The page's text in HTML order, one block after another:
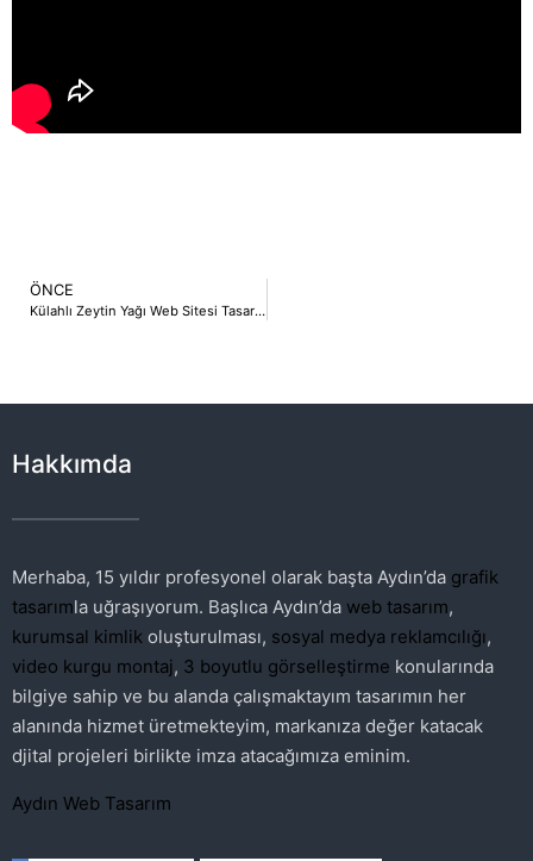
ÖNCE
Külahlı Zeytin Yağı Web Sitesi Tasarımı
Hakkımda
Merhaba, 15 yıldır profesyonel olarak başta Aydın’da grafik
tasarımla uğraşıyorum. Başlıca Aydın’da web tasarım,
kurumsal kimlik oluşturulması, sosyal medya reklamcılığı,
video kurgu montaj, 3 boyutlu görselleştirme konularında
bilgiye sahip ve bu alanda çalışmaktayım tasarımın her
alanında hizmet üretmekteyim, markanıza değer katacak
djital projeleri birlikte imza atacağımıza eminim.
Aydın Web Tasarım